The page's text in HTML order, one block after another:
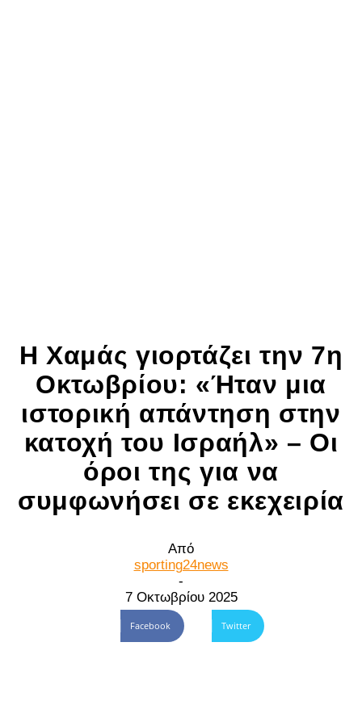
Η Χαμάς γιορτάζει την 7η
Οκτωβρίου: «Ήταν μια
ιστορική απάντηση στην
κατοχή του Ισραήλ» – Οι
όροι της για να
συμφωνήσει σε εκεχειρία
Από
sporting24news
-
7 Οκτωβρίου 2025
Facebook Twitter